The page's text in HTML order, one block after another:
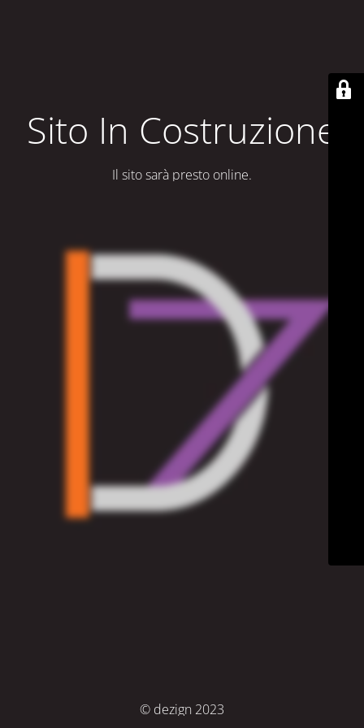
Sito In Costruzione
Il sito sarà presto online.
© dezign 2023